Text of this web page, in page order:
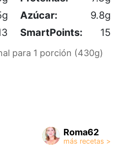
Azúcar:
9.8g
SmartPoints: 15
para 1 porción (430g)
Roma62